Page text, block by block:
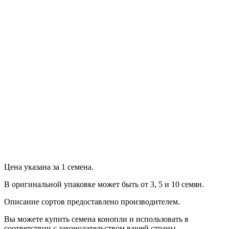
Цена указана за 1 семена.
В оригинальной упаковке может быть от 3, 5 и 10 семян.
Описание сортов предоставлено производителем.
Вы можете купить семена конопли и использовать в